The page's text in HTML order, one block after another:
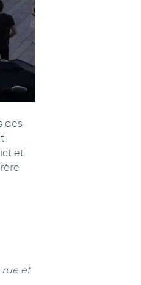
des
et
rue et